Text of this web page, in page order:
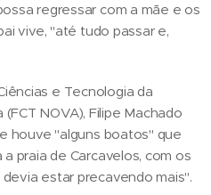
regressar com a mãe e os
vive, "até tudo passar e,
e Tecnologia da
NOVA), Filipe Machado
houve "alguns boatos" que
praia de Carcavelos, com os
estar precavendo mais".